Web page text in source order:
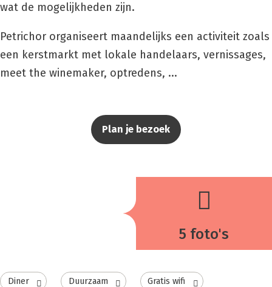
wat de mogelijkheden zijn.
Petrichor organiseert maandelijks een activiteit zoals
een kerstmarkt met lokale handelaars, vernissages,
meet the winemaker, optredens, ...
Plan je bezoek
5 foto's
Diner Duurzaam Gratis wifi